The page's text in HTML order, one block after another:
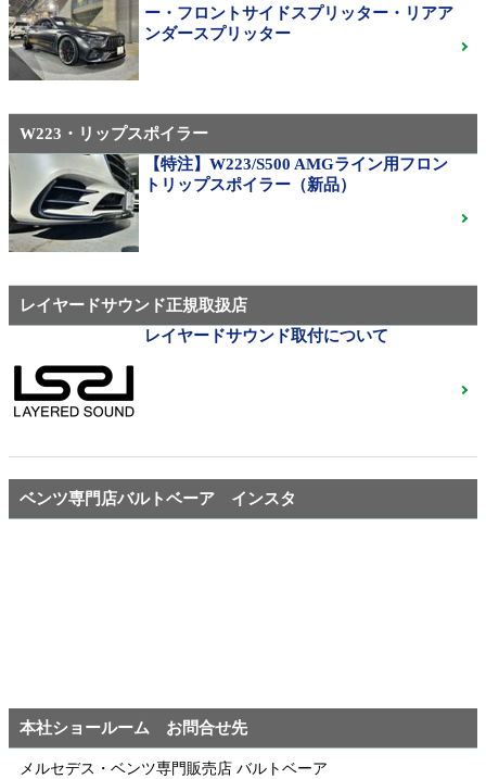
310M Exe Monoblock Exlete鍛造23インチ W463A G63
用サイズ（379）
メルセデス・ベンツ
◆メルセデスマイバッハ純正20インチホイール
◆X222◆美品中古ご成約済
ベンツ中古ホイル・タイヤ
ー・フロントサイドスプリッター・リアア
ンダースプリッター
W223・リップスポイラー
【特注】W223/S500 AMGライン用フロン
トリップスポイラー（新品）
レイヤードサウンド正規取扱店
レイヤードサウンド取付について
ベンツ専門店バルトベーア インスタ
本社ショールーム お問合せ先
メルセデス・ベンツ専門販売店 バルトベーア